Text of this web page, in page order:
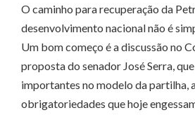
O caminho para recuperação da
desenvolvimento nacional não é
Um bom começo é a discussão no
proposta do senador José Serra,
importantes no modelo da partilha,
obrigatoriedades que hoje